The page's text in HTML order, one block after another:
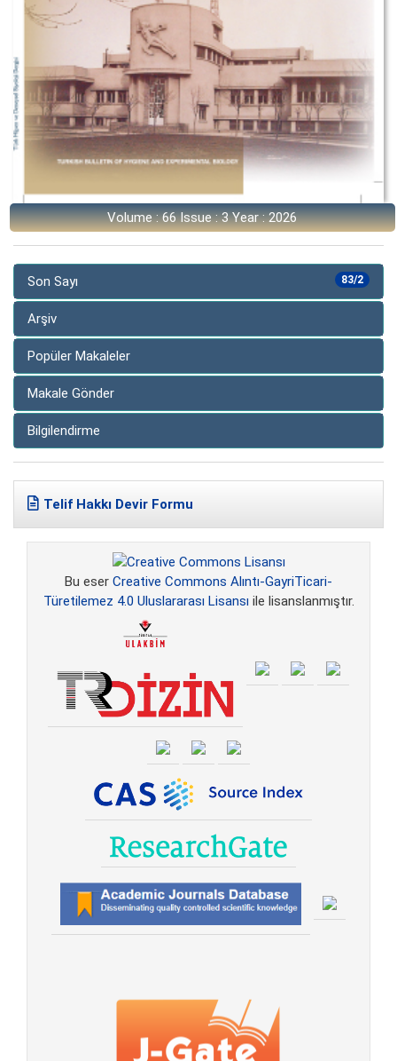
Volume : 66 Issue : 3 Year : 2026
83/2
Son Sayı
Arşiv
Popüler Makaleler
Makale Gönder
Bilgilendirme
Telif Hakkı Devir Formu
Bu eser Creative Commons Alıntı-GayriTicari-
Türetilemez 4.0 Uluslararası Lisansı ile lisanslanmıştır.